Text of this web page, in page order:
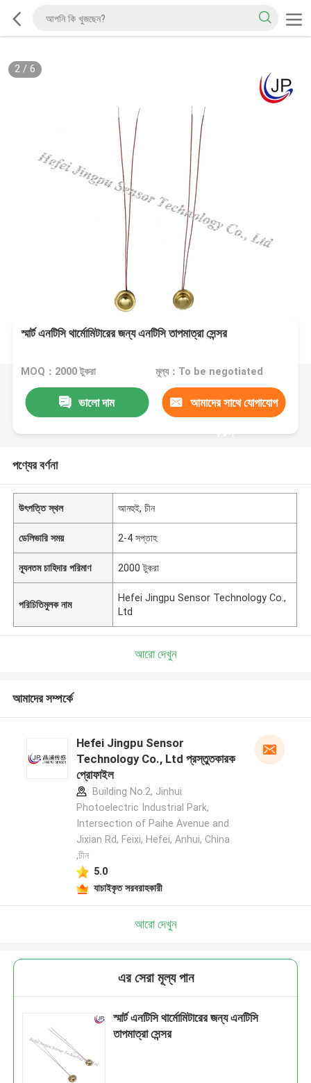
2/ 6
স্মার্ট এনটিসি থার্মোমিটারের জন্য এনটিসি তাপমাত্রা সেন্সর
MOQ：2000 টুকরা মূল্য：To be negotiated
ভালো দাম আমাদের সাথে যোগাযোগ
করুন
পণ্যের বর্ণনা
উৎপত্তি স্থল আনহুই, চীন
ডেলিভারি সময় 2-4 সপ্তাহ
ন্যূনতম চাহিদার পরিমাণ 2000 টুকরা
পরিচিতিমুলক নাম
Hefei Jingpu Sensor Technology Co.,
Ltd
আরো দেখুন
আমাদের সম্পর্কে
Hefei Jingpu Sensor
Technology Co., Ltd প্রস্তুতকারক
প্রোফাইল
Building No.2, Jinhui
Photoelectric Industrial Park,
Intersection of Paihe Avenue and
Jixian Rd, Feixi, Hefei, Anhui, China
,চীন
5.0
যাচাইকৃত সরবরাহকারী
আরো দেখুন
এর সেরা মূল্য পান
স্মার্ট এনটিসি থার্মোমিটারের জন্য এনটিসি
তাপমাত্রা সেন্সর